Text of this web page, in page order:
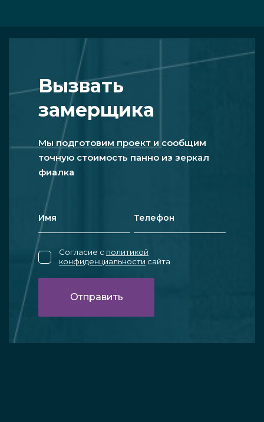
Вызвать
замерщика
Мы подготовим проект и сообщим
точную стоимость панно из зеркал
фиалка
Согласие с политикой
конфиденциальности сайта